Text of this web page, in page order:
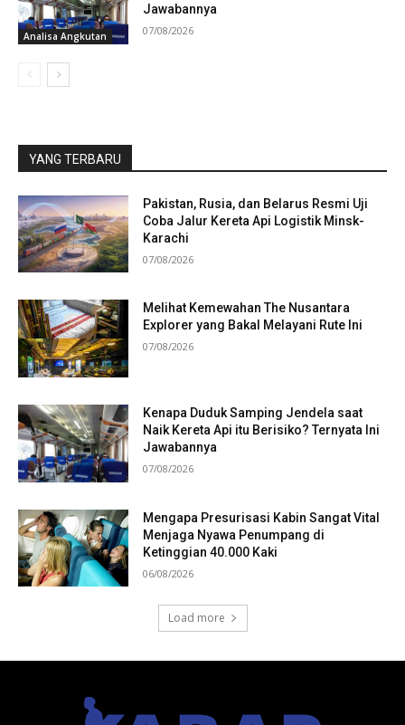
Analisa Angkutan
Jawabannya
07/08/2026
YANG TERBARU
Pakistan, Rusia, dan Belarus Resmi Uji
Coba Jalur Kereta Api Logistik Minsk-
Karachi
07/08/2026
Melihat Kemewahan The Nusantara
Explorer yang Bakal Melayani Rute Ini
07/08/2026
Kenapa Duduk Samping Jendela saat
Naik Kereta Api itu Berisiko? Ternyata Ini
Jawabannya
07/08/2026
Mengapa Presurisasi Kabin Sangat Vital
Menjaga Nyawa Penumpang di
Ketinggian 40.000 Kaki
06/08/2026
Load more